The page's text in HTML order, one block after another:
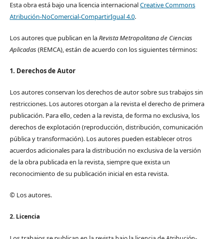
Esta obra está bajo una licencia internacionalCreative Commons
Atribución-NoComercial-CompartirIgual 4.0.
Los autores que publican en laRevista Metropolitana de Ciencias
Aplicadas(REMCA), están de acuerdo con los siguientes términos:
1. Derechos de Autor
Los autores conservan los derechos de autor sobre sus trabajos sin
restricciones. Los autores otorgan a la revista el derecho de primera
publicación. Para ello, ceden a la revista, de forma no exclusiva, los
derechos de explotación (reproducción, distribución, comunicación
pública y transformación). Los autores pueden establecer otros
acuerdos adicionales para la distribución no exclusiva de la versión
de la obra publicada en la revista, siempre que exista un
reconocimiento de su publicación inicial en esta revista.
© Los autores.
2. Licencia